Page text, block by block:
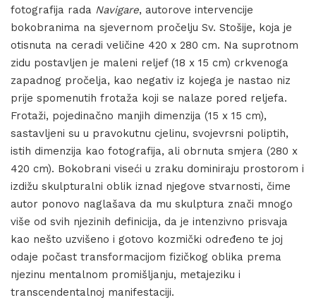
fotografija rada Navigare, autorove intervencije
bokobranima na sjevernom pročelju Sv. Stošije, koja je
otisnuta na ceradi veličine 420 x 280 cm. Na suprotnom
zidu postavljen je maleni reljef (18 x 15 cm) crkvenoga
zapadnog pročelja, kao negativ iz kojega je nastao niz
prije spomenutih frotaža koji se nalaze pored reljefa.
Frotaži, pojedinačno manjih dimenzija (15 x 15 cm),
sastavljeni su u pravokutnu cjelinu, svojevrsni poliptih,
istih dimenzija kao fotografija, ali obrnuta smjera (280 x
420 cm). Bokobrani viseći u zraku dominiraju prostorom i
izdižu skulpturalni oblik iznad njegove stvarnosti, čime
autor ponovo naglašava da mu skulptura znači mnogo
više od svih njezinih definicija, da je intenzivno prisvaja
kao nešto uzvišeno i gotovo kozmički određeno te joj
odaje počast transformacijom fizičkog oblika prema
njezinu mentalnom promišljanju, metajeziku i
transcendentalnoj manifestaciji.